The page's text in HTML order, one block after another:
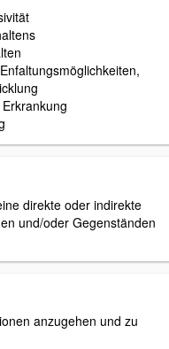
direkte oder indirekte
und/oder Gegenständen
anzugehen und zu